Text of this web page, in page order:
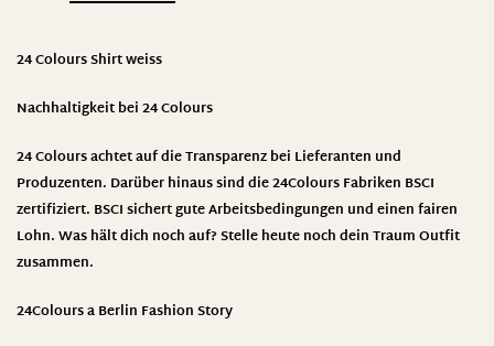
24 Colours Shirt weiss
Nachhaltigkeit bei 24 Colours
24 Colours achtet auf die Transparenz bei Lieferanten und
Produzenten. Darüber hinaus sind die 24Colours Fabriken BSCI
zertifiziert. BSCI sichert gute Arbeitsbedingungen und einen fairen
Lohn. Was hält dich noch auf? Stelle heute noch dein Traum Outfit
zusammen.
24Coloursa Berlin Fashion Story